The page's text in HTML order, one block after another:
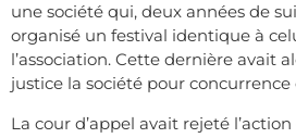
une société qui, deux années de
organisé un festival identique à
l’association. Cette dernière avait
justice la société pour concurrence
La cour d’appel avait rejeté l’action